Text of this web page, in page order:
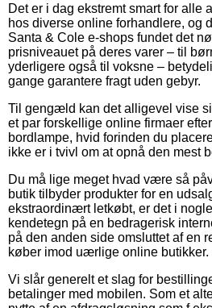
Det er i dag ekstremt smart for alle
hos diverse online forhandlere, og
Santa & Cole e-shops fundet det
prisniveauet på deres varer – til
yderligere også til voksne –
gange garantere fragt uden gebyr.
Til gengæld kan det alligevel vise
et par forskellige online firmaer
bordlampe, hvid forinden du
ikke er i tvivl om at opnå den mest
Du må lige meget hvad være så
butik tilbyder produkter for en
ekstraordinært letkøbt, er det i
kendetegn på en bedragerisk
på den anden side omsluttet af en
køber imod uærlige online butikker.
Vi slår generelt et slag for
betalinger med mobilen. Som et